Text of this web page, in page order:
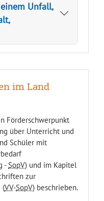
Unfall,
im Land
Förderschwerpunkt
über Unterricht und
Schüler mit
-SopV) und im Kapitel
zur
(VV-SopV) beschrieben.